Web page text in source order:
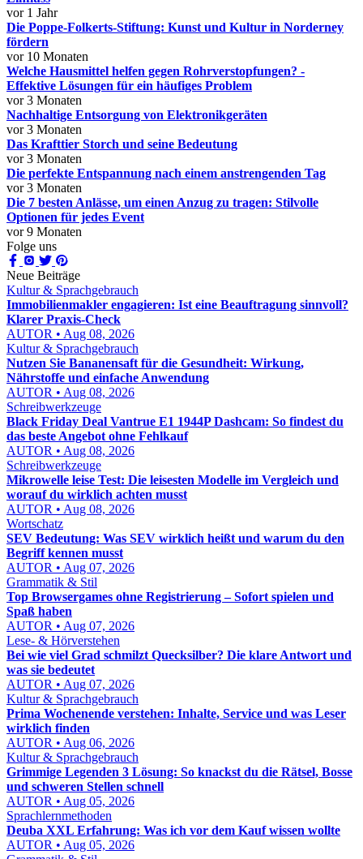
vor 1 Jahr
Die Poppe-Folkerts-Stiftung: Kunst und Kultur in Norderney
fördern
vor 10 Monaten
Welche Hausmittel helfen gegen Rohrverstopfungen? -
Effektive Lösungen für ein häufiges Problem
vor 3 Monaten
Nachhaltige Entsorgung von Elektronikgeräten
vor 3 Monaten
Das Krafttier Storch und seine Bedeutung
vor 3 Monaten
Die perfekte Entspannung nach einem anstrengenden Tag
vor 3 Monaten
Die 7 besten Anlässe, um einen Anzug zu tragen: Stilvolle
Optionen für jedes Event
vor 9 Monaten
Folge uns
Neue Beiträge
Kultur & Sprachgebrauch
Immobilienmakler engagieren: Ist eine Beauftragung sinnvoll?
Klarer Praxis-Check
AUTOR • Aug 08, 2026
Kultur & Sprachgebrauch
Nutzen Sie Bananensaft für die Gesundheit: Wirkung,
Nährstoffe und einfache Anwendung
AUTOR • Aug 08, 2026
Schreibwerkzeuge
Black Friday Deal Vantrue E1 1944P Dashcam: So findest du
das beste Angebot ohne Fehlkauf
AUTOR • Aug 08, 2026
Schreibwerkzeuge
Mikrowelle leise Test: Die leisesten Modelle im Vergleich und
worauf du wirklich achten musst
AUTOR • Aug 08, 2026
Wortschatz
SEV Bedeutung: Was SEV wirklich heißt und warum du den
Begriff kennen musst
AUTOR • Aug 07, 2026
Grammatik & Stil
Top Browsergames ohne Registrierung – Sofort spielen und
Spaß haben
AUTOR • Aug 07, 2026
Lese- & Hörverstehen
Bei wie viel Grad schmilzt Quecksilber? Die klare Antwort und
was sie bedeutet
AUTOR • Aug 07, 2026
Kultur & Sprachgebrauch
Prima Wochenende verstehen: Inhalte, Service und was Leser
wirklich finden
AUTOR • Aug 06, 2026
Kultur & Sprachgebrauch
Grimmige Legenden 3 Lösung: So knackst du die Rätsel, Bosse
und schweren Stellen schnell
AUTOR • Aug 05, 2026
Sprachlernmethoden
Deuba XXL Erfahrung: Was ich vor dem Kauf wissen wollte
AUTOR • Aug 05, 2026